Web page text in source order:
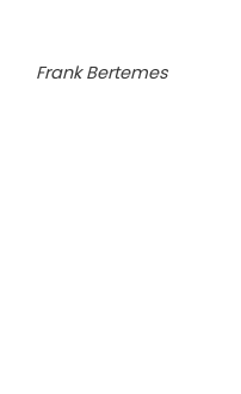
Frank Bertemes